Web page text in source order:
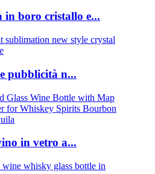
in boro cristallo e...
pubblicità n...
in vetro a...